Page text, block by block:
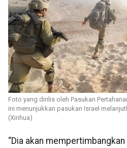
Foto yang dirilis oleh Pasukan
ini menunjukkan pasukan Israel
(Xinhua)
“Dia akan